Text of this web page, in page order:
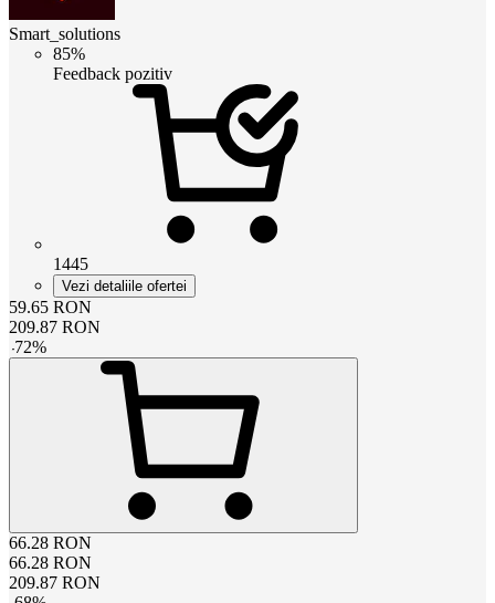
Smart_solutions
85%
Feedback pozitiv
1445
Vezi detaliile ofertei
59.65 RON
209.87 RON
-72%
66.28 RON
66.28 RON
209.87 RON